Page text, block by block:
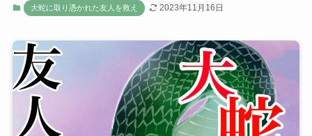
大蛇に取り憑かれた友人を救え 2023年11月16日